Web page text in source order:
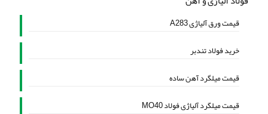
قیمت ورق آلیاژی A283
خرید فولاد تندبر
قیمت میلگرد آهن ساده
قیمت میلگرد آلیاژی فولاد MO40